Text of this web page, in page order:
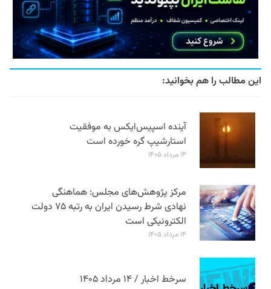
این مطالب را هم بخوانید:
آینده اسپیس‌ایکس به موفقیت
استارشیپ گره خورده است
۱۴ مرداد ۱۴۰۵
مرکز پژوهش‌های مجلس: هماهنگی
نهادی شرط رسیدن ایران به رتبه ۷۵ دولت
الکترونیکی است
۱۴ مرداد ۱۴۰۵
سرخط اخبار / ۱۴ مرداد ۱۴۰۵